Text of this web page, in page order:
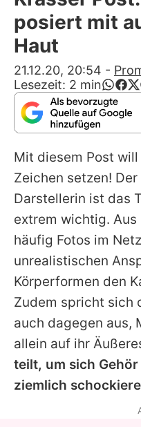
Alle
App
Utiq
posiert mit
Haut
21.12.20, 20:54 -
Lesezeit: 2 min
Mit diesem Post will
Zeichen setzen!
Darstellerin ist das
extrem wichtig.
häufig Fotos im
unrealistischen
Körperformen den
Zudem spricht sich
auch dagegen aus,
allein auf ihr
teilt, um sich
ziemlich